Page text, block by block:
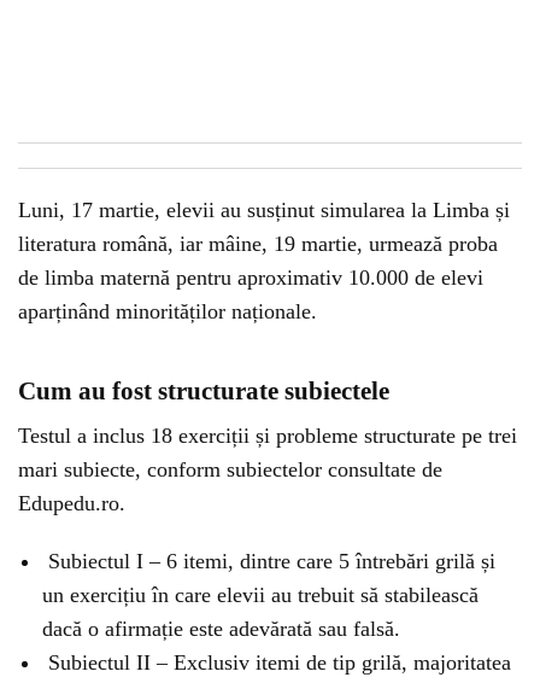
Luni, 17 martie, elevii au susținut simularea la Limba și
literatura română, iar mâine, 19 martie, urmează proba
de limba maternă pentru aproximativ 10.000 de elevi
aparținând minorităților naționale.
Cum au fost structurate subiectele
Testul a inclus 18 exerciții și probleme structurate pe trei
mari subiecte, conform subiectelor consultate de
Edupedu.ro.
Subiectul I – 6 itemi, dintre care 5 întrebări grilă și
un exercițiu în care elevii au trebuit să stabilească
dacă o afirmație este adevărată sau falsă.
Subiectul II – Exclusiv itemi de tip grilă, majoritatea